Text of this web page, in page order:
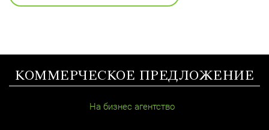
КОММЕРЧЕСКОЕ ПРЕДЛОЖЕНИЕ
На бизнес агентство